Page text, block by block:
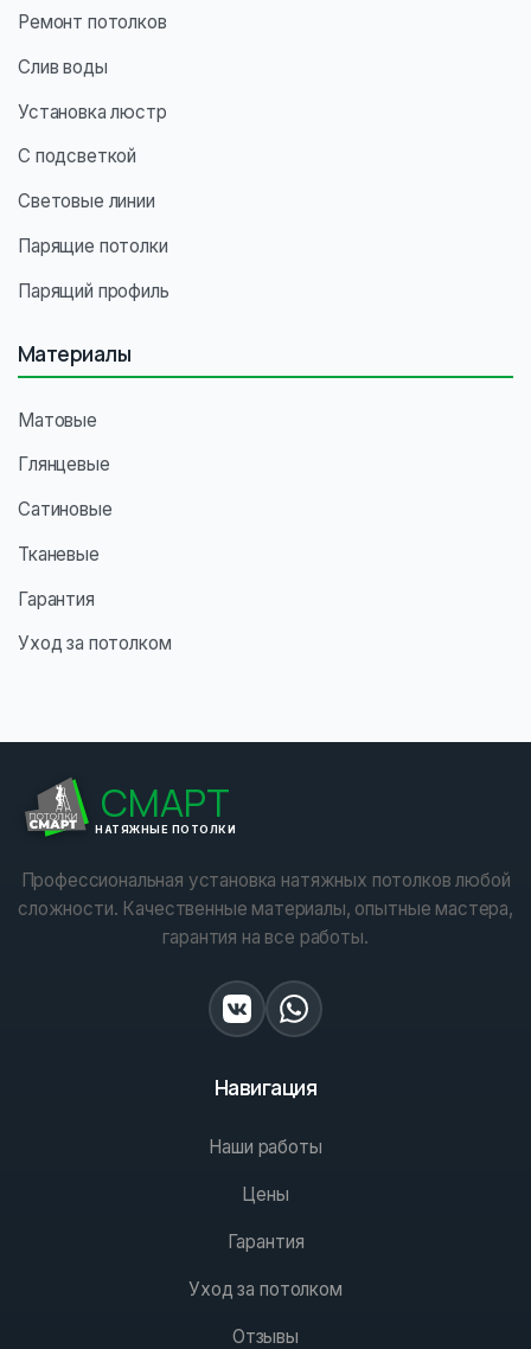
Ремонт потолков
Слив воды
Установка люстр
С подсветкой
Световые линии
Парящие потолки
Парящий профиль
Материалы
Матовые
Глянцевые
Сатиновые
Тканевые
Гарантия
Уход за потолком
СМАРТ
НАТЯЖНЫЕ ПОТОЛКИ
Профессиональная установка натяжных потолков любой
сложности. Качественные материалы, опытные мастера,
гарантия на все работы.
Навигация
Наши работы
Цены
Гарантия
Уход за потолком
Отзывы